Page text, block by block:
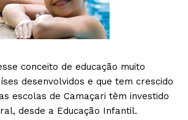
conceito de educação muito
desenvolvidos e que tem crescido
escolas de Camaçari têm investido
desde a Educação Infantil.